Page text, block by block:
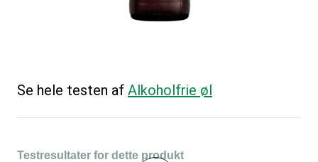
Se hele testen af Alkoholfrie øl
Testresultater for dette produkt